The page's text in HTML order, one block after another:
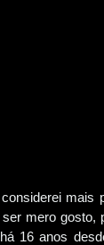
mais
mero gosto,
16 anos